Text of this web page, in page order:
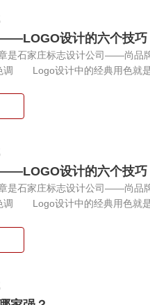
设计的六个技巧
石家庄标志设计公司——尚品牌
Logo设计中的经典用色就是
设计的六个技巧
石家庄标志设计公司——尚品牌
Logo设计中的经典用色就是